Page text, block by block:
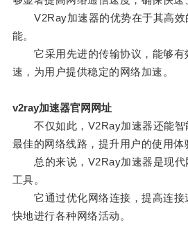
V2Ray加速器的优势在于其高效
能。
它采用先进的传输协议，能够有
速，为用户提供稳定的网络加速。
v2ray加速器官网网址
不仅如此，V2Ray加速器还能智
最佳的网络线路，提升用户的使用体
总的来说，V2Ray加速器是现代
工具。
它通过优化网络连接，提高连接
快地进行各种网络活动。